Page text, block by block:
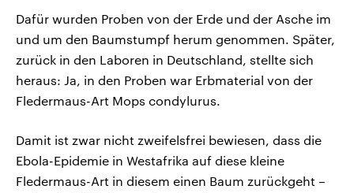
Dafür wurden Proben von der Erde und der Asche im
und um den Baumstumpf herum genommen. Später,
zurück in den Laboren in Deutschland, stellte sich
heraus: Ja, in den Proben war Erbmaterial von der
Fledermaus-Art Mops condylurus.
Damit ist zwar nicht zweifelsfrei bewiesen, dass die
Ebola-Epidemie in Westafrika auf diese kleine
Fledermaus-Art in diesem einen Baum zurückgeht –